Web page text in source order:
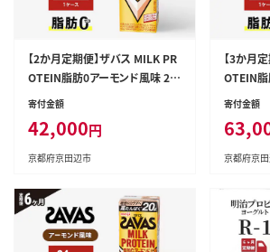
【2か月定期便】ザバス MILK PR
OTEIN脂肪0アーモンド風味 20
0ml 24本
寄付金額
42,000円
京都府京田辺市
【3か月
OTEIN脂
0ml 24本
寄付金額
京都府京